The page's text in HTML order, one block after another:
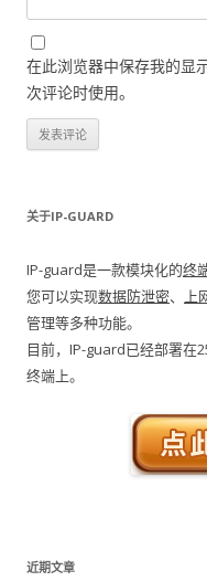
在此浏览器中保存我的显
次评论时使用。
关于IP-GUARD
IP-guard是一款模块化的终
您可以实现数据防泄密、 上
管理等多种功能。
目前，IP-guard已经部署在
终端上。
近期文章